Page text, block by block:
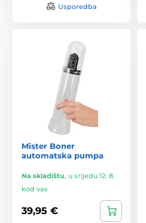
Usporedba
Mister Boner
automatska pumpa
Na skladištu, u srijedu 12. 8.
kod vas
39,95 €